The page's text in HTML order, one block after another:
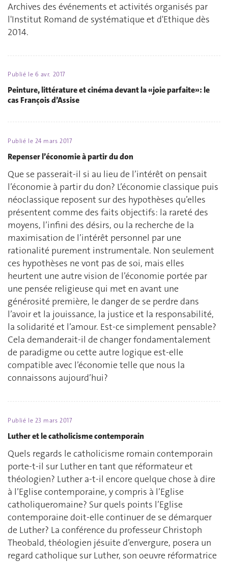
Archives des événements et activités organisés par
l'Institut Romand de systématique et d'Ethique dès
2014.
Publié le 6 avr. 2017
Peinture, littérature et cinéma devant la «joie parfaite»: le
cas François d’Assise
Publié le 24 mars 2017
Repenser l’économie à partir du don
Que se passerait-il si au lieu de l’intérêt on pensait
l’économie à partir du don? L’économie classique puis
néoclassique reposent sur des hypothèses qu’elles
présentent comme des faits objectifs: la rareté des
moyens, l’infini des désirs, ou la recherche de la
maximisation de l’intérêt personnel par une
rationalité purement instrumentale. Non seulement
ces hypothèses ne vont pas de soi, mais elles
heurtent une autre vision de l’économie portée par
une pensée religieuse qui met en avant une
générosité première, le danger de se perdre dans
l’avoir et la jouissance, la justice et la responsabilité,
la solidarité et l’amour. Est-ce simplement pensable?
Cela demanderait-il de changer fondamentalement
de paradigme ou cette autre logique est-elle
compatible avec l’économie telle que nous la
connaissons aujourd’hui?
Publié le 23 mars 2017
Luther et le catholicisme contemporain
Quels regards le catholicisme romain contemporain
porte-t-il sur Luther en tant que réformateur et
théologien? Luther a-t-il encore quelque chose à dire
à l’Eglise contemporaine, y compris à l’Eglise
catholiqueromaine? Sur quels points l’Eglise
contemporaine doit-elle continuer de se démarquer
de Luther? La conférence du professeur Christoph
Theobald, théologien jésuite d’envergure, posera un
regard catholique sur Luther, son oeuvre réformatrice